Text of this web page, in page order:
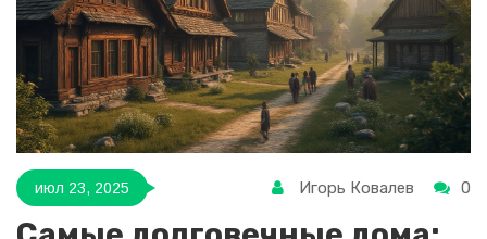
июл 23, 2025 Игорь Ковалев 0